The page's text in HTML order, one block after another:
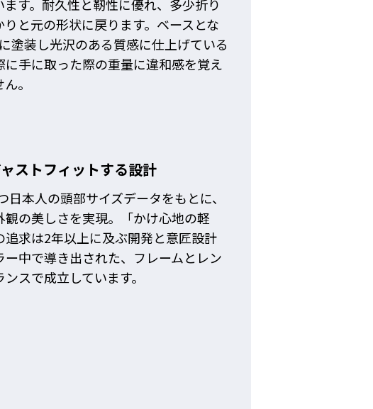
す。耐久性と靭性に優れ、多少折り
と元の形状に戻ります。ベースとな
塗装し光沢のある質感に仕上げている
に手に取った際の重量に違和感を覚え
。
ストフィットする設計
日本人の頭部サイズデータをもとに、
観の美しさを実現。「かけ心地の軽
追求は2年以上に及ぶ開発と意匠設計
ー中で導き出された、フレームとレン
スで成立しています。